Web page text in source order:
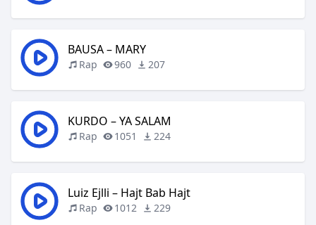
BAUSA – MARY
Rap 960 207
KURDO – YA SALAM
Rap 1051 224
Luiz Ejlli – Hajt Bab Hajt
Rap 1012 229